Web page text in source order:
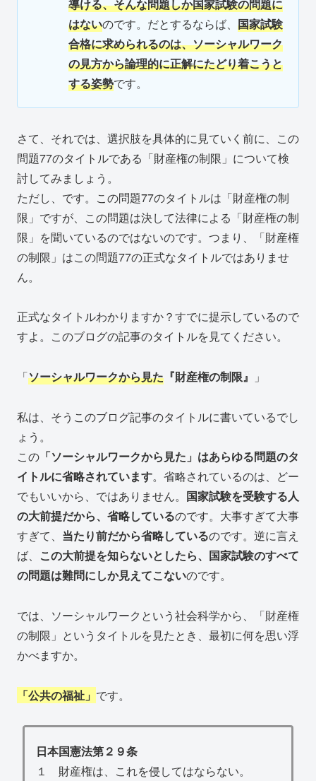
導ける、そんな問題しか国家試験の問題に
はないのです。だとするならば、 国家試験
合格に求められるのは、ソーシャルワーク
の見方から論理的に正解にたどり着こうと
する姿勢です。
さて、それでは、選択肢を具体的に見ていく前に、この
問題77のタイトルである「財産権の制限」について検
討してみましょう。
ただし、です。この問題77のタイトルは「財産権の制
限」ですが、この問題は決して法律による「財産権の制
限」を聞いているのではないのです。つまり、「財産権
の制限」はこの問題77の正式なタイトルではありませ
ん。
正式なタイトルわかりますか？すでに提示しているので
すよ。このブログの記事のタイトルを見てください。
「ソーシャルワークから見た 『財産権の制限』 」
私は、そうこのブログ記事のタイトルに書いているでし
ょう。
この 「ソーシャルワークから見た」はあらゆる問題のタ
イトルに省略されています。省略されているのは、どー
でもいいから、ではありません。 国家試験を受験する人
の大前提だから、省略しているのです。大事すぎて大事
すぎて、 当たり前だから省略しているのです。逆に言え
ば、 この大前提を知らないとしたら、国家試験のすべて
の問題は難問にしか見えてこないのです。
では、ソーシャルワークという社会科学から、「財産権
の制限」というタイトルを見たとき、最初に何を思い浮
かべますか。
「公共の福祉」 です。
日本国憲法第２９条
１ 財産権は、これを侵してはならない。